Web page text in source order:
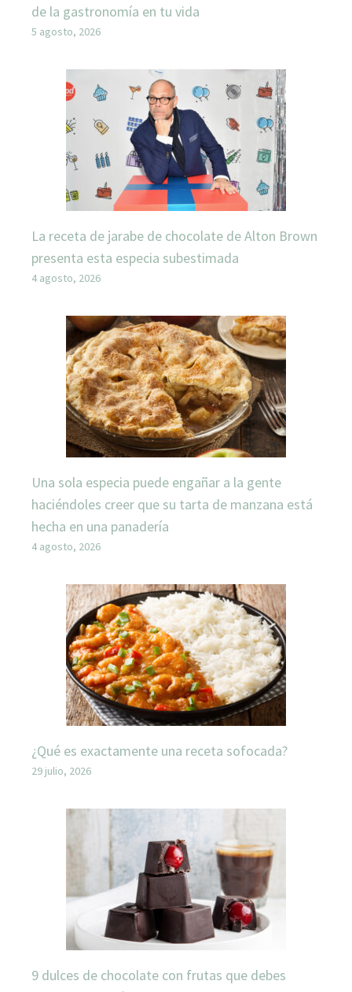
de la gastronomía en tu vida
5 agosto, 2026
La receta de jarabe de chocolate de Alton Brown
presenta esta especia subestimada
4 agosto, 2026
Una sola especia puede engañar a la gente
haciéndoles creer que su tarta de manzana está
hecha en una panadería
4 agosto, 2026
¿Qué es exactamente una receta sofocada?
29 julio, 2026
9 dulces de chocolate con frutas que debes